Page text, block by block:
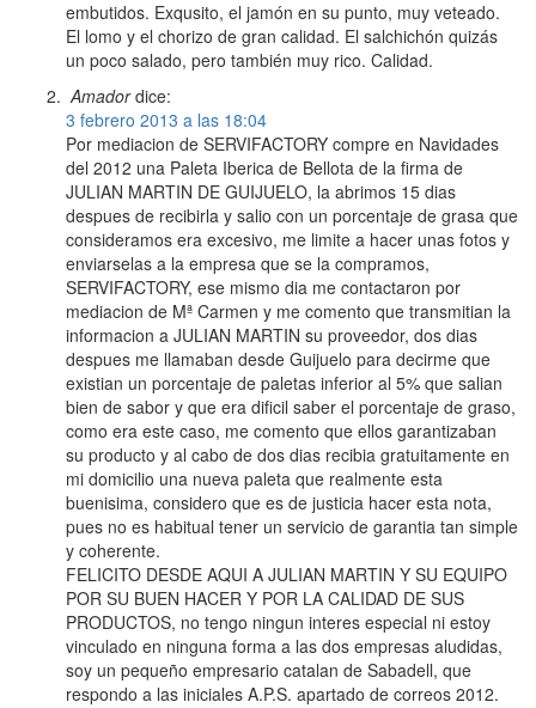
embutidos. Exqusito, el jamón en su punto, muy veteado.
El lomo y el chorizo de gran calidad. El salchichón quizás
un poco salado, pero también muy rico. Calidad.
Amador dice:
3 febrero 2013 a las 18:04
Por mediacion de SERVIFACTORY compre en Navidades
del 2012 una Paleta Iberica de Bellota de la firma de
JULIAN MARTIN DE GUIJUELO, la abrimos 15 dias
despues de recibirla y salio con un porcentaje de grasa que
consideramos era excesivo, me limite a hacer unas fotos y
enviarselas a la empresa que se la compramos,
SERVIFACTORY, ese mismo dia me contactaron por
mediacion de Mª Carmen y me comento que transmitian la
informacion a JULIAN MARTIN su proveedor, dos dias
despues me llamaban desde Guijuelo para decirme que
existian un porcentaje de paletas inferior al 5% que salian
bien de sabor y que era dificil saber el porcentaje de graso,
como era este caso, me comento que ellos garantizaban
su producto y al cabo de dos dias recibia gratuitamente en
mi domicilio una nueva paleta que realmente esta
buenisima, considero que es de justicia hacer esta nota,
pues no es habitual tener un servicio de garantia tan simple
y coherente.
FELICITO DESDE AQUI A JULIAN MARTIN Y SU EQUIPO
POR SU BUEN HACER Y POR LA CALIDAD DE SUS
PRODUCTOS, no tengo ningun interes especial ni estoy
vinculado en ninguna forma a las dos empresas aludidas,
soy un pequeño empresario catalan de Sabadell, que
respondo a las iniciales A.P.S. apartado de correos 2012.